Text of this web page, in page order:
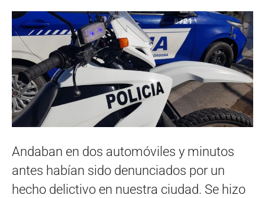
Andaban en dos automóviles y minutos
antes habían sido denunciados por un
hecho delictivo en nuestra ciudad. Se hizo